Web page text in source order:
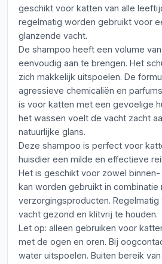
geschikt voor katten van alle
regelmatig worden gebruikt voor
glanzende vacht.
De shampoo heeft een volume
eenvoudig aan te brengen. Het
zich makkelijk uitspoelen. De
agressieve chemicaliën en
is voor katten met een gevoelige
het wassen voelt de vacht zacht
natuurlijke glans.
Deze shampoo is perfect voor
huisdier een milde en effectieve
Het is geschikt voor zowel
kan worden gebruikt in combinatie
verzorgingsproducten.
vacht gezond en klitvrij te houden.
Let op: alleen gebruiken voor
met de ogen en oren. Bij
water uitspoelen. Buiten bereik